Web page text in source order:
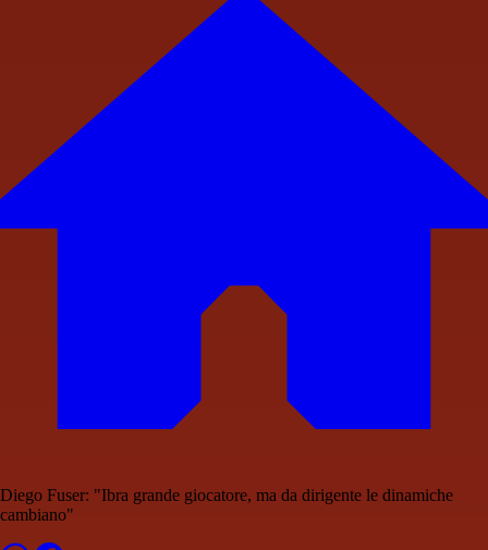
Diego Fuser: "Ibra grande giocatore, ma da dirigente le dinamiche
cambiano"